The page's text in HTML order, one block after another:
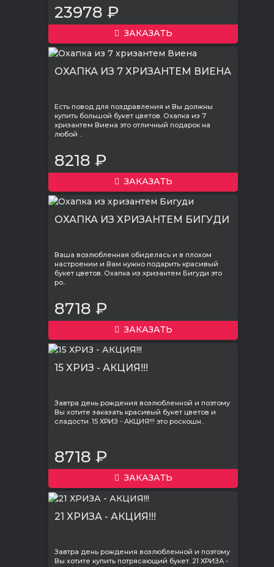
23978 ₽
ЗАКАЗАТЬ
ОХАПКА ИЗ 7 ХРИЗАНТЕМ ВИЕНА
Есть повод для поздравления и Вы должны
купить большой букет цветов. Охапка из 7
хризантем Виена это отличный подарок на
любой ..
8218 ₽
ЗАКАЗАТЬ
ОХАПКА ИЗ ХРИЗАНТЕМ БИГУДИ
Ваша возлюбленная обиделась и в плохом
настроении и Вам нужно подарить красивый
букет цветов. Охапка из хризантем Бигуди это
ро..
8718 ₽
ЗАКАЗАТЬ
15 ХРИЗ - АКЦИЯ!!!
Завтра день рождения возлюбленной и поэтому
Вы хотите заказать красивый букет цветов и
сладости. 15 ХРИЗ - АКЦИЯ!!! это роскошн..
8718 ₽
ЗАКАЗАТЬ
21 ХРИЗА - АКЦИЯ!!!
Завтра день рождения возлюбленной и поэтому
Вы хотите купить потрясающий букет. 21 ХРИЗА -